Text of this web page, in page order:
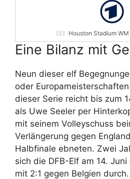
Houston Stadium
Eine Bilanz mit
Neun dieser elf
oder
dieser Serie reicht bis zum
als Uwe Seeler per
mit seinem Volleyschuss
Verlängerung gegen
Halbfinale ebneten. Zwei
sich die DFB-Elf am 14.
mit 2:1 gegen Belgien